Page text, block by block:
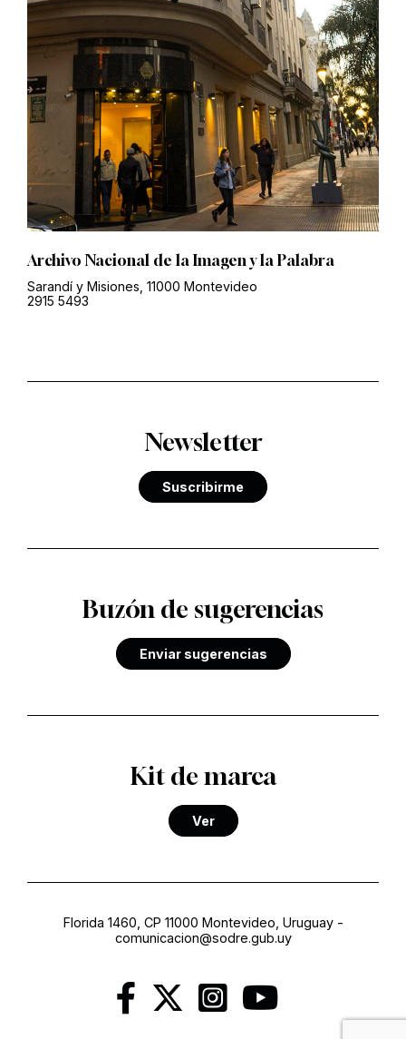
Archivo Nacional de la Imagen y la Palabra
Sarandí y Misiones, 11000 Montevideo
2915 5493
Newsletter
Suscribirme
Buzón de sugerencias
Enviar sugerencias
Kit de marca
Ver
Florida 1460, CP 11000 Montevideo, Uruguay-
comunicacion@sodre.gub.uy